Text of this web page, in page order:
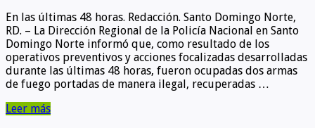
En las últimas 48 horas. Redacción. Santo Domingo Norte,
RD. – La Dirección Regional de la Policía Nacional en Santo
Domingo Norte informó que, como resultado de los
operativos preventivos y acciones focalizadas desarrolladas
durante las últimas 48 horas, fueron ocupadas dos armas
de fuego portadas de manera ilegal, recuperadas …
Leer más